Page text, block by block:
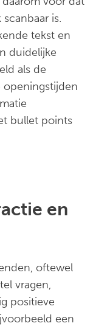
is.
tekst en
duidelijke
als de
openingstijden
bullet points
en
oftewel
vragen,
positieve
een